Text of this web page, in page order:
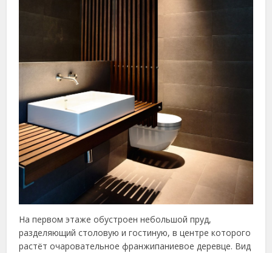
На первом этаже обустроен небольшой пруд,
разделяющий столовую и гостиную, в центре которого
растёт очаровательное франжипаниевое деревце. Вид